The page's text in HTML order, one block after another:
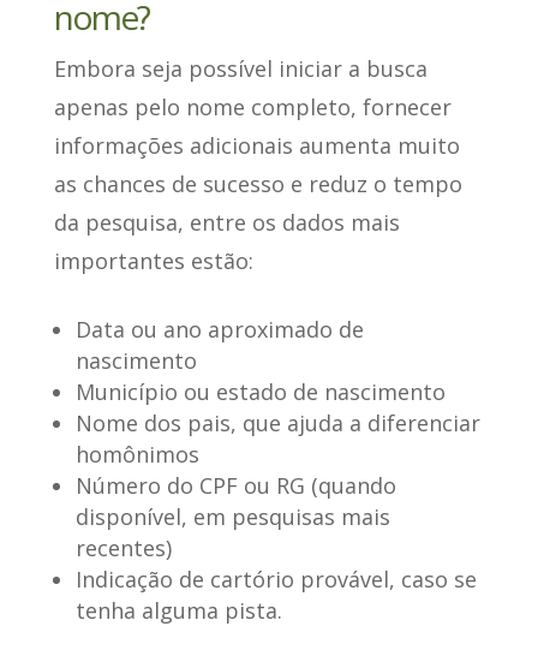
nome?
Embora seja possível iniciar a busca
apenas pelo nome completo, fornecer
informações adicionais aumenta muito
as chances de sucesso e reduz o tempo
da pesquisa, entre os dados mais
importantes estão:
Data ou ano aproximado de
nascimento
Município ou estado de nascimento
Nome dos pais, que ajuda a diferenciar
homônimos
Número do CPF ou RG (quando
disponível, em pesquisas mais
recentes)
Indicação de cartório provável, caso se
tenha alguma pista.